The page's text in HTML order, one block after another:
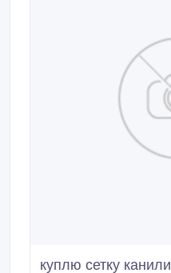
куплю сетку